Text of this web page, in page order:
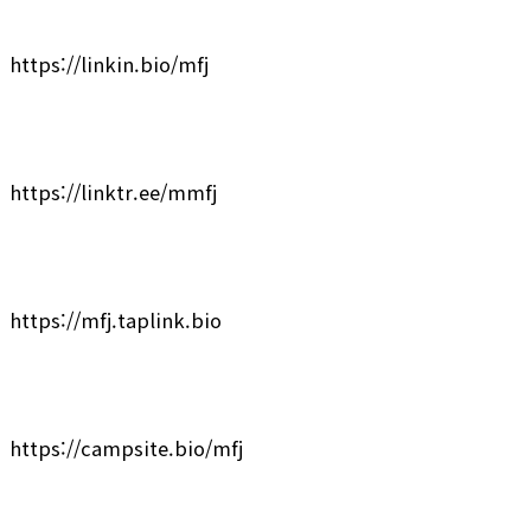
https://linkin.bio/mfj
https://linktr.ee/mmfj
https://mfj.taplink.bio
https://campsite.bio/mfj